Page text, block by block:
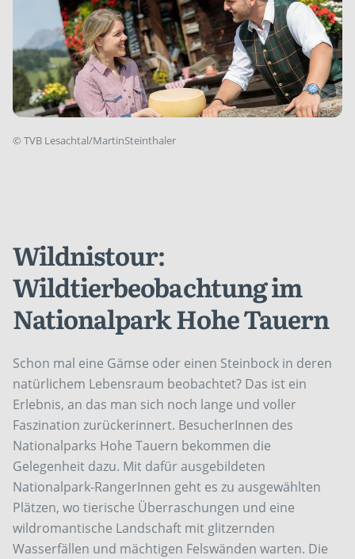
© TVB Lesachtal/MartinSteinthaler
Wildnistour:
Wildtierbeobachtung im
Nationalpark Hohe Tauern
Schon mal eine Gämse oder einen Steinbock in deren
natürlichem Lebensraum beobachtet? Das ist ein
Erlebnis, an das man sich noch lange und voller
Faszination zurückerinnert. BesucherInnen des
Nationalparks Hohe Tauern bekommen die
Gelegenheit dazu. Mit dafür ausgebildeten
Nationalpark-RangerInnen geht es zu ausgewählten
Plätzen, wo tierische Überraschungen und eine
wildromantische Landschaft mit glitzernden
Wasserfällen und mächtigen Felswänden warten. Die